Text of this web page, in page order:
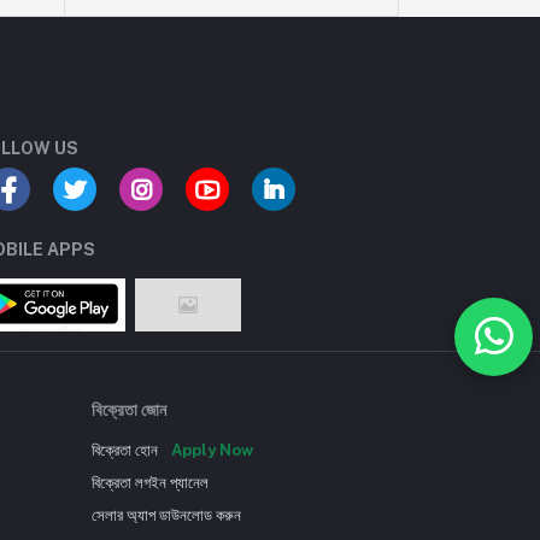
US
APPS
বিক্রেতা জোন
বিক্রেতা হোন
Apply Now
বিক্রেতা লগইন প্যানেল
সেলার অ্যাপ ডাউনলোড করুন